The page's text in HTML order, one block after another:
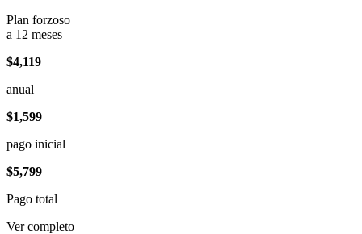
Plan forzoso
a 12 meses
$4,119
anual
$1,599
pago inicial
$5,799
Pago total
Ver completo